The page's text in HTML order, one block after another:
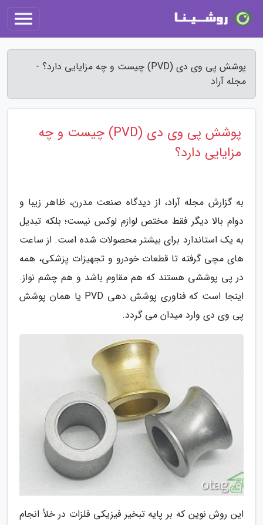
پوشش پی وی دی (PVD) چیست و چه مزایایی دارد؟ -
مجله آراد
پوشش پی وی دی (PVD) چیست و چه
مزایایی دارد؟
به گزارش مجله آراد، از دیدگاه صنعت مدرن، ظاهر زیبا و
دوام بالا دیگر فقط مختص لوازم لوکس نیست؛ بلکه تبدیل
به یک استاندارد برای بیشتر محصولات شده است. از ساعت
های مچی گرفته تا قطعات خودرو و تجهیزات پزشکی، همه
در پی پوششی هستند که هم مقاوم باشد و هم چشم نواز.
اینجا است که فناوری پوشش دهی PVD یا همان پوشش
پی وی دی وارد میدان می گردد.
این روش نوین که بر پایه تبخیر فیزیکی فلزات در خلأ انجام